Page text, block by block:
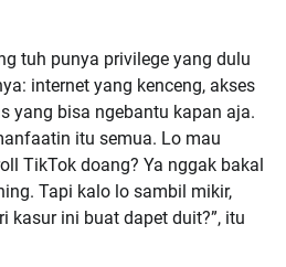
tuh punya privilege yang dulu
internet yang kenceng, akses
yang bisa ngebantu kapan aja.
itu semua. Lo mau
TikTok doang? Ya nggak bakal
Tapi kalo lo sambil mikir,
kasur ini buat dapet duit?”, itu